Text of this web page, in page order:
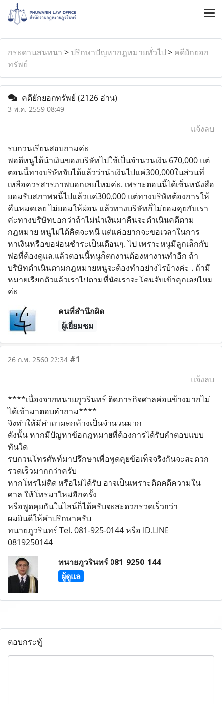
กระดานสนทนา > ปรึกษาปัญหากฎหมายทั่วไป > คดียักยอก
ทรัพย์
คดียักยอกทรัพย์ (2126 อ่าน)
3 พ.ค. 2559 08:49
แจ้งลบ
รบกวนเรียนสอบถามค่ะ
พอดีหนูได้นำเงินของบริษัทไปใช้เป็นจำนวนเงิน 670,000 แต่
ตอนนี้ทางบริษัทจับได้แล้วว่านำเงินไปแค่300,000ในส่วนที่
เหลือควรสารภาพบอกเลยไหมค่ะ. เพราะตอนนี้ได้เซ็นหนังสือ
ยอมรับสภาพหนี้ไปแล้วแค่300,000 แต่ทางบริษัทต้องการให้
คืนหมดเลย ไม่ยอมให้ผ่อน แล้วทางบริษัทก็ไม่ยอมคุยกับเรา
ค่ะทางบริษัทบอกว่าถ้าไม่นำเงินมาคืนจะดำเนินคดีตาม
กฎหมาย หนูไม่ได้คิดจะหนี แต่แค่อยากจะขอเวลาในการ
หาเงินหรือขอผ่อนชำระเป็นเดือนๆ. ไป เพราะหนูมีลูกเล็กกับ
พ่อที่ต้องดูแล.แล้วตอนนี้หนูก็ตกงานต้องหางานทำอีก ถ้า
บริษัทดำเนินตามกฎหมายหนูจะต้องทำอย่างไรบ้างค่ะ . ถ้ามี
หมายเรียกตัวแล้วเราไปตามที่นัดเราจะโดนจับเข้าคุกเลยไหม
ค่ะ
คนที่สำนึกผิด
ผู้เยี่ยมชม
26 ก.พ. 2560 22:34 #1
แจ้งลบ
****เนื่องจากทนายภูวรินทร์ ติดภารกิจศาลค่อนข้างมากไม่
ได้เข้ามาตอบคำถาม****
จึงทำให้มีคำถามตกค้างเป็นจำนวนมาก
ดังนั้น หากมีปัญหาข้อกฎหมายที่ต้องการได้รับคำตอบแบบ
ทันใด
​รบกวนโทรศัพท์มาปรึกษาเพื่อพูดคุยข้อเท็จจริงกันจะสะดวก
รวดเร็วมากกว่าครับ
หากโทรไม่ติด หรือไม่ได้รับ อาจเป็นเพราะติดคดีความใน
ศาล ให้โทรมาใหม่อีกครั้ง
หรือพูดคุยกันในไลน์ก็ได้ครับจะสะดวกรวดเร็วกว่า
ผมยินดีให้คำปรึกษาครับ
ทนายภูวรินทร์ Tel. 081-925-0144 หรือ ID.LINE
0819250144
ทนายภูวรินทร์ 081-9250-144
ผู้ดูแล
ตอบกระทู้